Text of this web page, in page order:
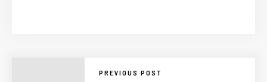
PREVIOUS POST